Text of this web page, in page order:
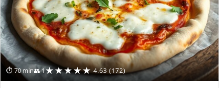
⏱ 70 min👥 1★★★★★ 4.63 (172)